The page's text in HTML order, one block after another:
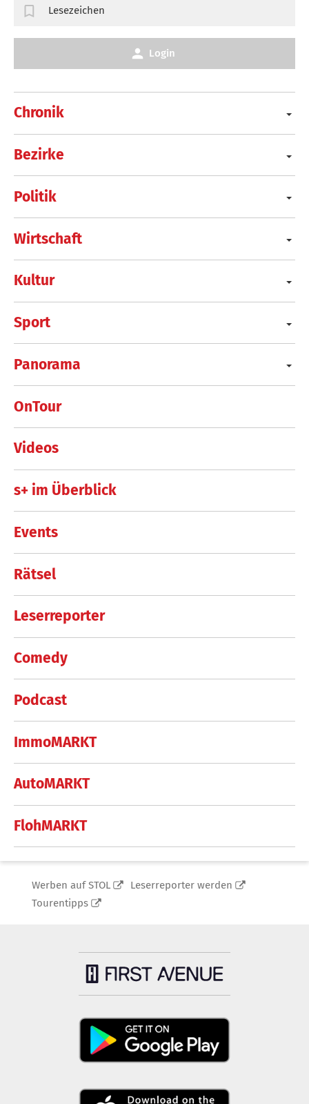
Chronik
Bezirke
Politik
Wirtschaft
Kultur
Sport
Panorama
OnTour
Videos
s+ im Überblick
Events
Rätsel
Leserreporter
Comedy
Podcast
ImmoMARKT
AutoMARKT
FlohMARKT
Lesezeichen
Login
Werben auf STOL
Leserreporter werden
Tourentipps